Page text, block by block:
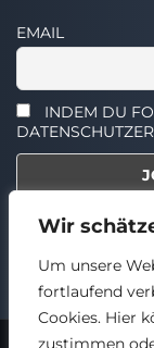
Wir
Um unsere
fortlaufend
Cookies. Hier
zustimmen
EMAIL
INDEM DU